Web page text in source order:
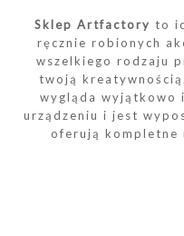
Sklep Artfactory to
ręcznie robionych
wszelkiego rodzaju
twoją
wygląda wyjątkowo
urządzeniu i jest
oferują kompletne